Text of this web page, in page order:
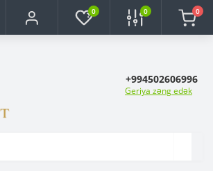
0 0 0
+994502606996
Geriya zəng edək